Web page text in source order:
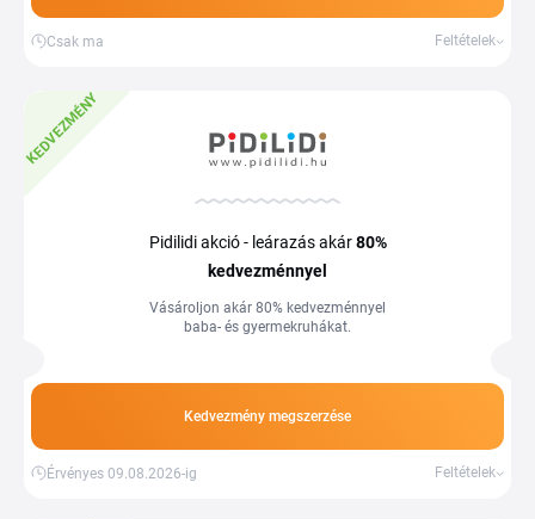
Csak ma Feltételek
KEDVEZMÉNY
Pidilidi akció - leárazás akár80%
kedvezménnyel
Vásároljon akár 80% kedvezménnyel
baba- és gyermekruhákat.
Kedvezmény megszerzése
Érvényes 09.08.2026-ig Feltételek